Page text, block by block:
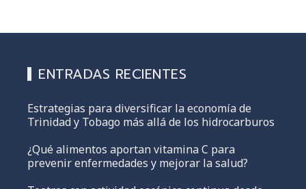
ENTRADAS RECIENTES
Estrategias para diversificar la economía de
Trinidad y Tobago más allá de los hidrocarburos
¿Qué alimentos aportan vitamina C para
prevenir enfermedades y mejorar la salud?